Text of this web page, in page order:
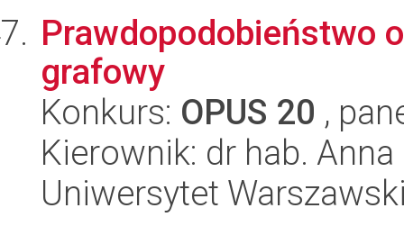
Prawdopodobieństwo
grafowy
Konkurs: OPUS 20 ,
Kierownik: dr hab.
Uniwersytet